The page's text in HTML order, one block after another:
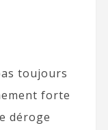
toujours
forte
déroge